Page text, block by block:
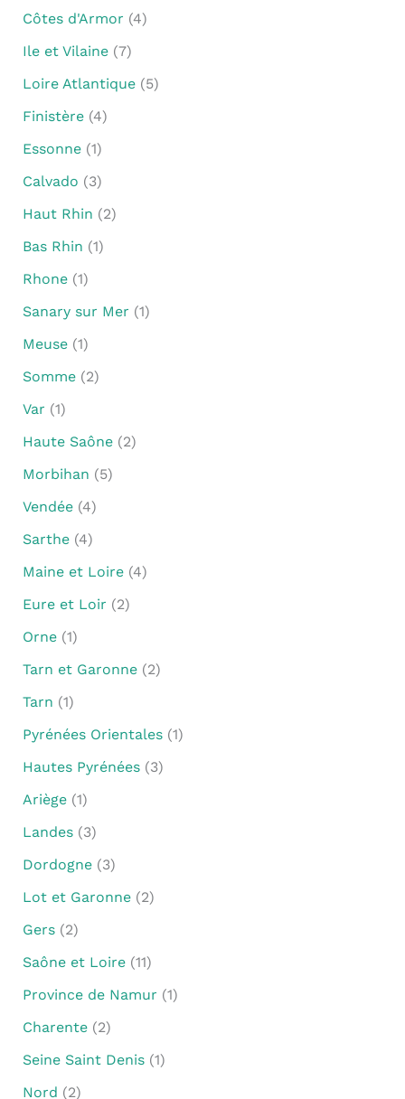
Côtes d'Armor (4)
Ile et Vilaine(7)
Loire Atlantique(5)
Finistère(4)
Essonne(1)
Calvado (3)
Haut Rhin (2)
Bas Rhin (1)
Rhone(1)
Sanary sur Mer (1)
Meuse(1)
Somme(2)
Var (1)
Haute Saône(2)
Morbihan (5)
Vendée(4)
Sarthe(4)
Maine et Loire(4)
Eure et Loir (2)
Orne(1)
Tarn et Garonne(2)
Tarn (1)
Pyrénées Orientales(1)
Hautes Pyrénées(3)
Ariège(1)
Landes(3)
Dordogne(3)
Lot et Garonne(2)
Gers(2)
Saône et Loire(11)
Province de Namur (1)
Charente(2)
Seine Saint Denis(1)
Nord (2)